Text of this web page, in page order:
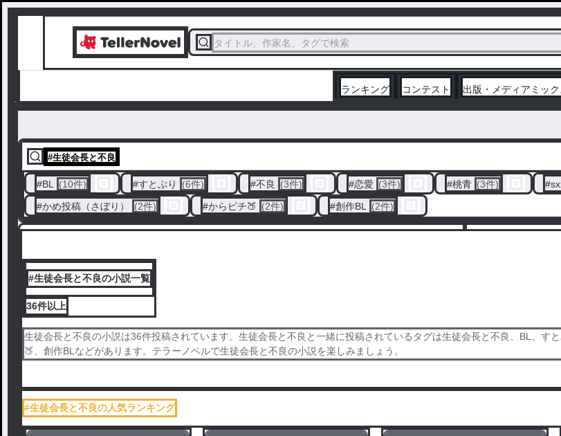
タイトル、作家名、タグで検索
ランキング コンテスト 出版・メディアミッ
#生徒会長と不良
#BL (10件) #すとぷり (6件) #不良 (3件) #恋愛 (3件) #桃青 (3件) #
#かめ投稿（さぼり） (2件) #からピチ🍑 (2件) #創作BL (2件)
#生徒会長と不良の小説一覧
36件以上
生徒会長と不良の小説は36件投稿されています。生徒会長と不良と一緒に投稿されているタグは生徒会長と不良、BL、す
🍑、創作BLなどがあります。テラーノベルで生徒会長と不良の小説を楽しみましょう。
#生徒会長と不良の人気ランキング